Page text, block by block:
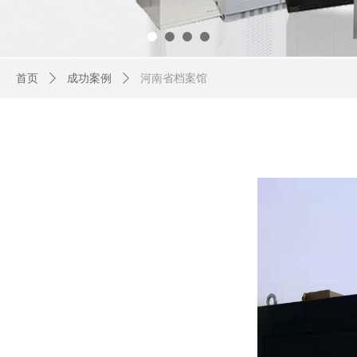
首页 ꄲ 成功案例 ꄲ 河南省档案馆